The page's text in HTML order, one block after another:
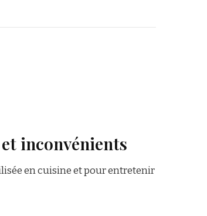
inconvénients
en cuisine et pour entretenir